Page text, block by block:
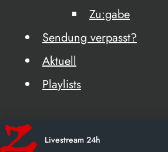
Zu:gabe
Sendung verpasst?
Aktuell
Playlists
Livestream 24h